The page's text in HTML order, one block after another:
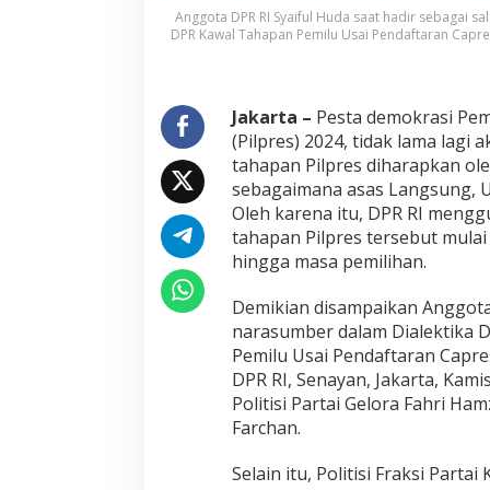
s
l
a
d
i
r
k
a
n
P
o
i
t
i
k
G
a
g
s
Anggota DPR RI Syaiful Huda saat hadir sebagai
DPR Kawal Tahapan Pemilu Usai Pendaftaran
Jakarta – Pesta demokrasi
(Pilpres) 2024, tidak lama lagi
tahapan Pilpres diharapkan
sebagaimana asas Langsung,
Oleh karena itu, DPR RI
tahapan Pilpres tersebut
hingga masa pemilihan.
Demikian disampaikan
narasumber dalam Dialektika
Pemilu Usai Pendaftaran
DPR RI, Senayan, Jakarta,
Politisi Partai Gelora Fahri
Farchan.
Selain itu, Politisi Fraksi Partai